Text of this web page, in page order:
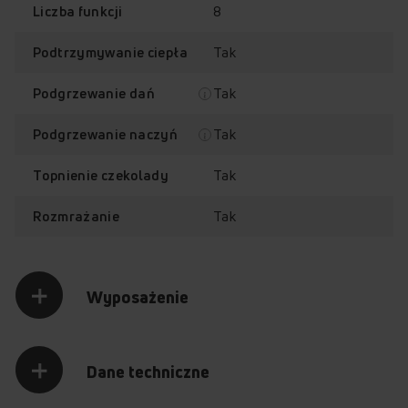
szufladzie! Podgrzewaj i dopiekaj dania ze specjalnym
i prawdziwą głębię smaku. Prosto i wygodnie!
Otwieranie PushPull
Liczba funkcji 8
Podtrzymywanie ciepła Tak
Podgrzewanie dań Tak
Podgrzewanie naczyń Tak
Topnienie czekolady Tak
Rozmrażanie Tak
Wyposażenie
Dane techniczne